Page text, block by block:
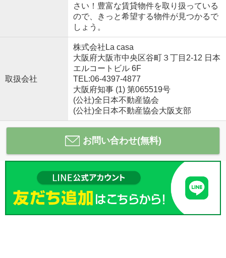
さい！豊富な賃貸物件を取り扱っている
ので、きっと希望する物件が見つかるで
しょう。
取扱会社
株式会社La casa
大阪府大阪市中央区谷町３丁目2-12 日本
エルコートビル 6F
TEL:06-4397-4877
大阪府知事 (1) 第065519号
(公社)全日本不動産協会
(公社)全日本不動産協会大阪支部
お問い合わせ(無料)